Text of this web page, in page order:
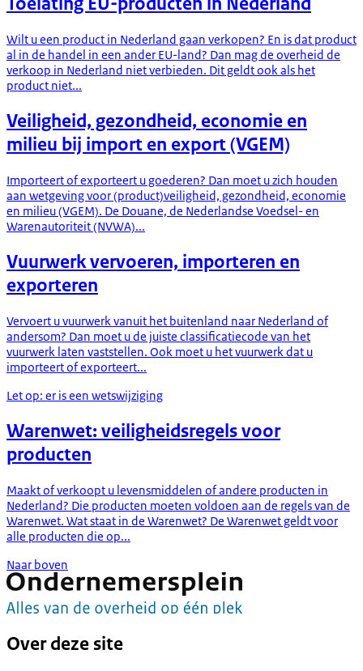
Wilt u een product in Nederland gaan verkopen? En is dat product
al in de handel in een ander EU-land? Dan mag de overheid de
verkoop in Nederland niet verbieden. Dit geldt ook als het
product niet...
Veiligheid, gezondheid, economie en
milieu bij import en export (VGEM)
Importeert of exporteert u goederen? Dan moet u zich houden
aan wetgeving voor (product)veiligheid, gezondheid, economie
en milieu (VGEM). De Douane, de Nederlandse Voedsel- en
Warenautoriteit (NVWA)...
Vuurwerk vervoeren, importeren en
exporteren
Vervoert u vuurwerk vanuit het buitenland naar Nederland of
andersom? Dan moet u de juiste classificatiecode van het
vuurwerk laten vaststellen. Ook moet u het vuurwerk dat u
importeert of exporteert...
Let op: er is een wetswijziging
Warenwet: veiligheidsregels voor
producten
Maakt of verkoopt u levensmiddelen of andere producten in
Nederland? Die producten moeten voldoen aan de regels van de
Warenwet. Wat staat in de Warenwet? De Warenwet geldt voor
alle producten die op...
Naar boven
Over deze site